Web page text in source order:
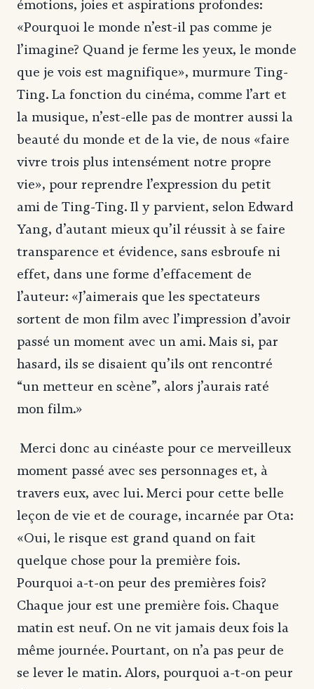
émotions, joies et aspirations profondes:
«Pourquoi le monde n’est-il pas comme je
l’imagine? Quand je ferme les yeux, le monde
que je vois est magnifique», murmure Ting-
Ting. La fonction du cinéma, comme l’art et
la musique, n’est-elle pas de montrer aussi la
beauté du monde et de la vie, de nous «faire
vivre trois plus intensément notre propre
vie», pour reprendre l’expression du petit
ami de Ting-Ting. Il y parvient, selon Edward
Yang, d’autant mieux qu’il réussit à se faire
transparence et évidence, sans esbroufe ni
effet, dans une forme d’effacement de
l’auteur: «J’aimerais que les spectateurs
sortent de mon film avec l’impression d’avoir
passé un moment avec un ami. Mais si, par
hasard, ils se disaient qu’ils ont rencontré
“un metteur en scène”, alors j’aurais raté
mon film.»
Merci donc au cinéaste pour ce merveilleux
moment passé avec ses personnages et, à
travers eux, avec lui. Merci pour cette belle
leçon de vie et de courage, incarnée par Ota:
«Oui, le risque est grand quand on fait
quelque chose pour la première fois.
Pourquoi a-t-on peur des premières fois?
Chaque jour est une première fois. Chaque
matin est neuf. On ne vit jamais deux fois la
même journée. Pourtant, on n’a pas peur de
se lever le matin. Alors, pourquoi a-t-on peur